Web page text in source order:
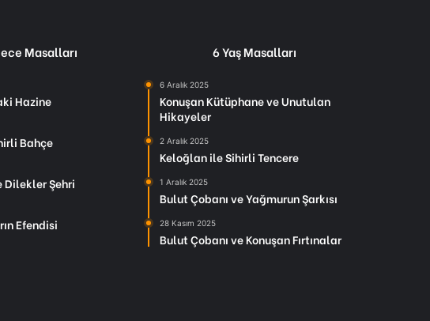
Masalları
Hazine
Bahçe
Dilekler Şehri
Efendisi
6 Yaş Masalları
6 Aralık 2025
Konuşan Kütüphane ve Unutulan
Hikayeler
2 Aralık 2025
Keloğlan ile Sihirli Tencere
1 Aralık 2025
Bulut Çobanı ve Yağmurun Şarkısı
28 Kasım 2025
Bulut Çobanı ve Konuşan Fırtınalar